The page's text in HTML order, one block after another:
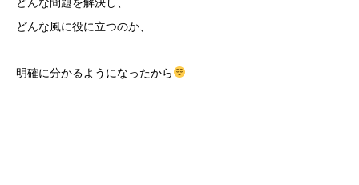
どんな問題を解決し、
どんな風に役に立つのか、
明確に分かるようになったから